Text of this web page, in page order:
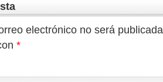
electrónico no será
*